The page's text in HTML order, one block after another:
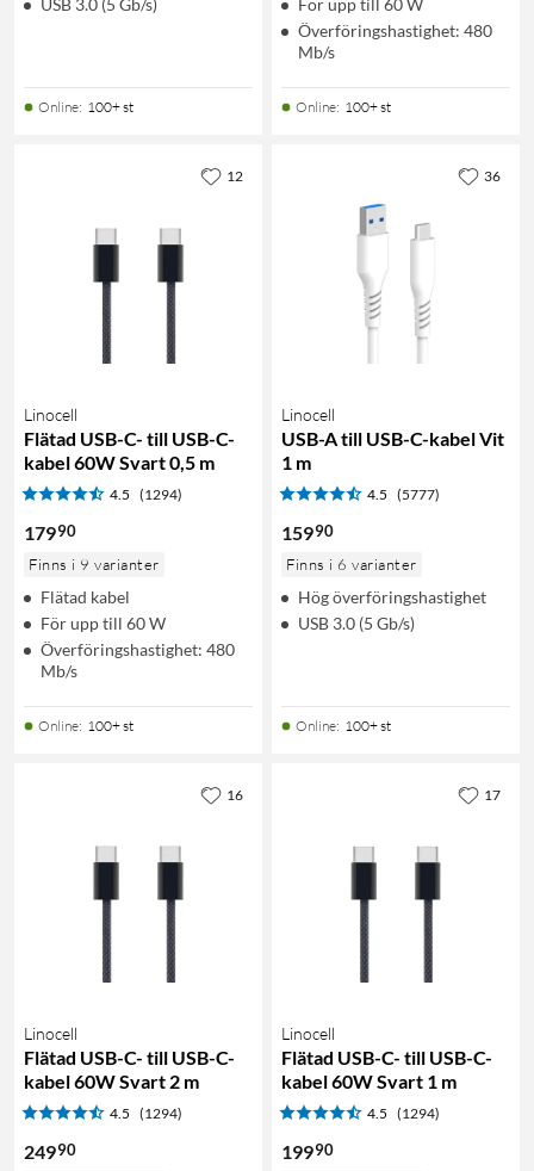
USB 3.0 (5 Gb/s)
Online: 100+ st
För upp till 60 W
Överföringshastighet: 480
Mb/s
Online: 100+ st
Linocell
Flätad USB-C- till USB-C-
kabel 60W Svart 0,5 m
4.5 (1294)
17990
Finns i 9 varianter
Flätad kabel
För upp till 60 W
Överföringshastighet: 480
Mb/s
Online: 100+ st
12
Linocell
USB-A till USB-C-kabel Vit
1 m
4.5 (5777)
15990
Finns i 6 varianter
Hög överföringshastighet
USB 3.0 (5 Gb/s)
Online: 100+ st
36
Linocell
Flätad USB-C- till USB-C-
kabel 60W Svart 2 m
4.5 (1294)
24990
16
Linocell
Flätad USB-C- till USB-C-
kabel 60W Svart 1 m
4.5 (1294)
19990
17